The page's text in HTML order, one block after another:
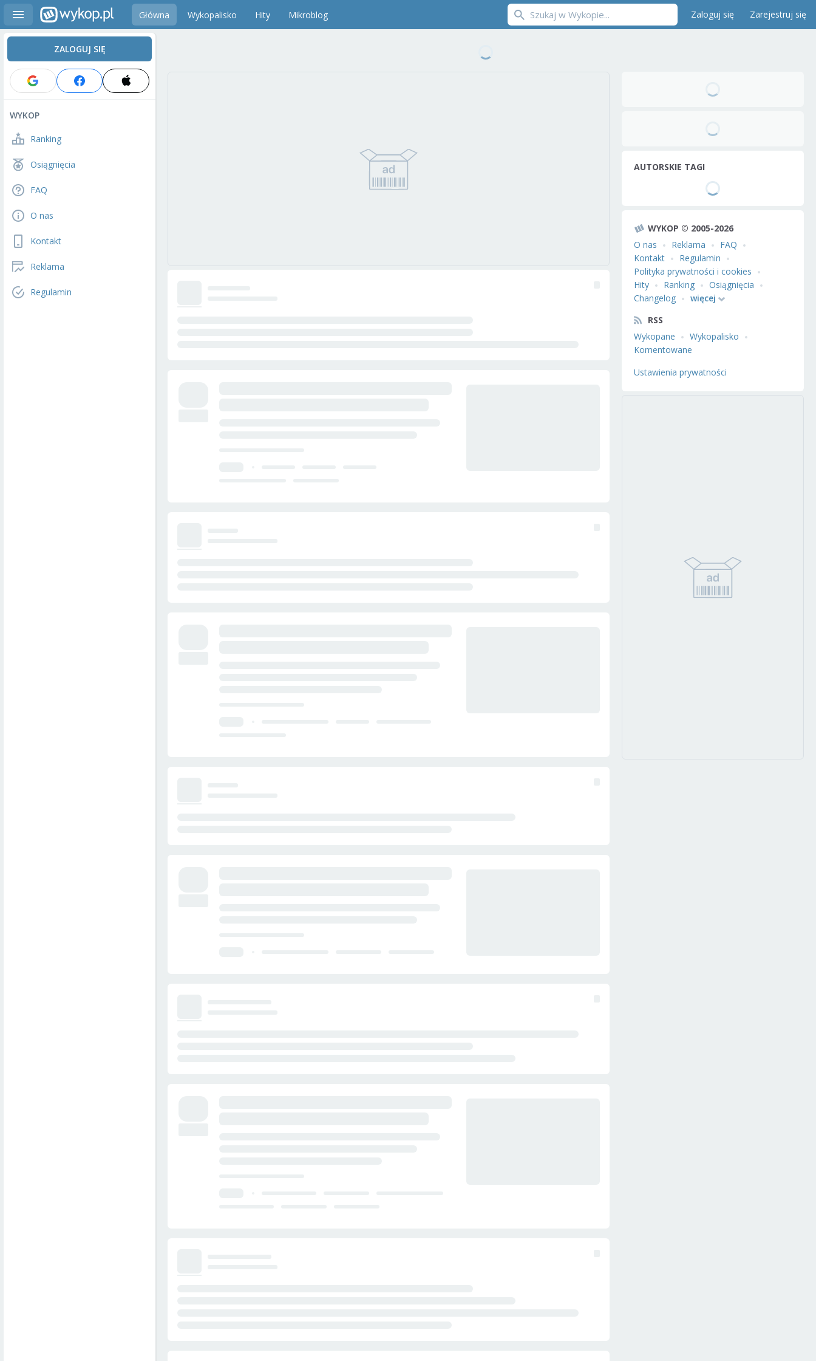
Główna Wykopalisko Hity Mikroblog Zaloguj się Zarejestruj się
ZALOGUJ SIĘ
WYKOP
Ranking
Osiągnięcia
FAQ
O nas
Kontakt
Reklama
Regulamin
AUTORSKIE TAGI
WYKOP © 2005-2026
O nas
Reklama
FAQ
Kontakt
Regulamin
Polityka prywatności i cookies
Hity
Ranking
Osiągnięcia
Changelog
więcej
RSS
Wykopane
Wykopalisko
Komentowane
Ustawienia prywatności